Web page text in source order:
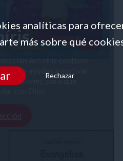
Arcoíris contiene
que ayudan a motivar
oraciones, para que
analíticas para
más sobre qué
Rechazar